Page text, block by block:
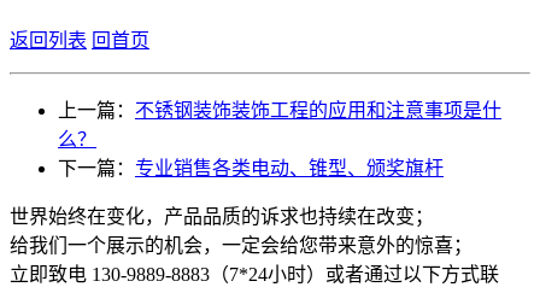
返回列表 回首页
上一篇： 不锈钢装饰装饰工程的应用和注意事项是什
么？
下一篇： 专业销售各类电动、锥型、颁奖旗杆
世界始终在变化，产品品质的诉求也持续在改变；
给我们一个展示的机会，一定会给您带来意外的惊喜；
立即致电 130-9889-8883（7*24小时）或者通过以下方式联